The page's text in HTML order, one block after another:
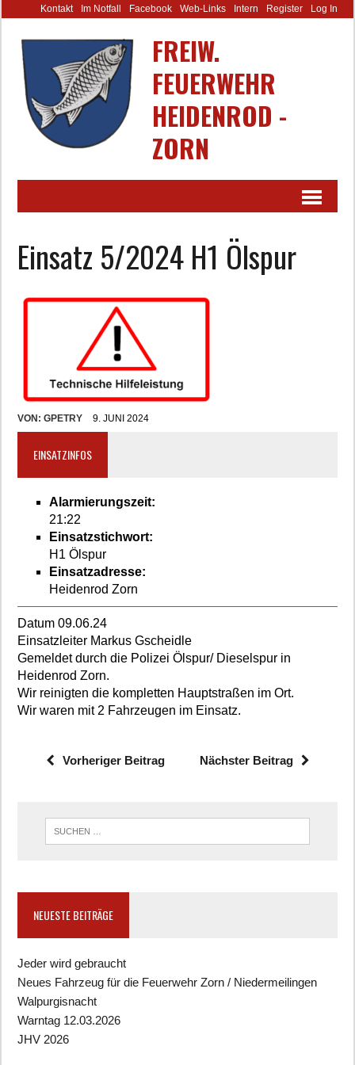
Kontakt Im Notfall Facebook Web-Links Intern Register Log In
FREIW.
FEUERWEHR
HEIDENROD -
ZORN
Einsatz 5/2024 H1 Ölspur
VON:GPETRY 9. JUNI 2024
EINSATZINFOS
Alarmierungszeit:
21:22
Einsatzstichwort:
H1 Ölspur
Einsatzadresse:
Heidenrod Zorn
Datum 09.06.24
Einsatzleiter Markus Gscheidle
Gemeldet durch die Polizei Ölspur/ Dieselspur in
Heidenrod Zorn.
Wir reinigten die kompletten Hauptstraßen im Ort.
Wir waren mit 2 Fahrzeugen im Einsatz.
Vorheriger Beitrag Nächster Beitrag
NEUESTE BEITRÄGE
Jeder wird gebraucht
Neues Fahrzeug für die Feuerwehr Zorn / Niedermeilingen
Walpurgisnacht
Warntag 12.03.2026
JHV 2026